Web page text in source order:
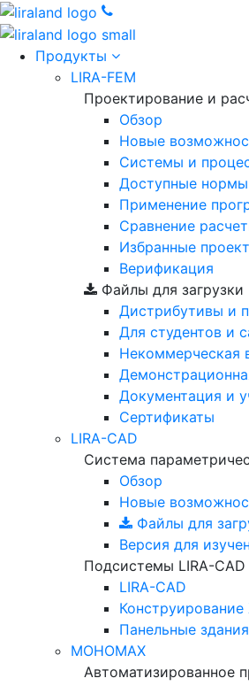
Продукты
LIRA-FEM
Проектирование и
Обзор
Новые
Cистемы и
Доступные
Применение
Сравнение
Избранные
Верификация
Файлы для загрузки
Дистрибутивы и
Для студентов и
Некоммерческая
Документация и
Сертификаты
LIRA-CAD
Система
Обзор
Новые
Файлы для
Версия для
Подсистемы LIRA-CAD
LIRA-CAD
Панельные здания
МОНОМАХ
Автоматизированное